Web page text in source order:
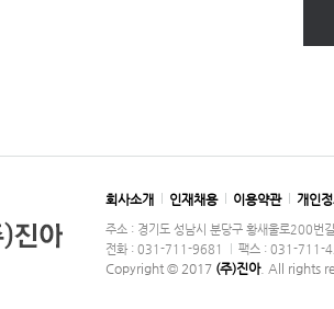
회사소개 인재채용 이용약관 개인
주소 : 경기도 성남시 분당구 황새울로200
전화 : 031-711-9681
팩스 : 031-711-
Copyright © 2017 (주)진아. All rights